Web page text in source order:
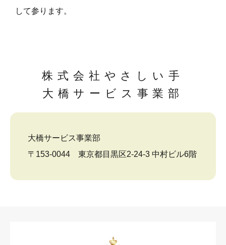
して参ります。
株式会社やさしい手
大橋サービス事業部
大橋サービス事業部
〒153-0044 東京都目黒区2-24-3 中村ビル6階